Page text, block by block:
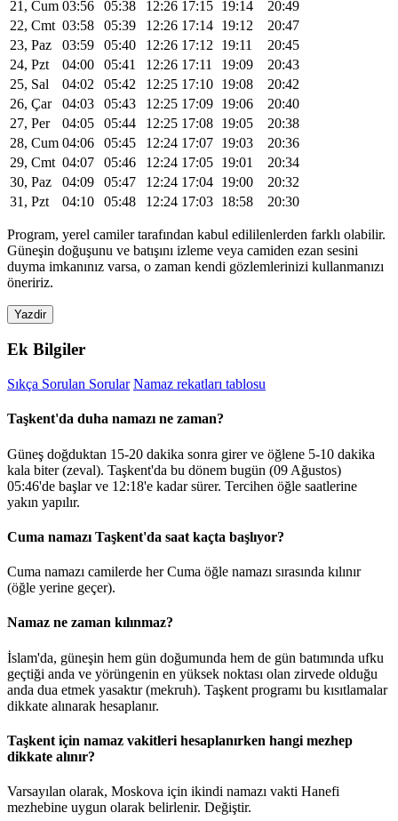
21, Cum 03:56 05:38 12:26 17:15 19:14
20:49
22, Cmt 03:58 05:39 12:26 17:14 19:12
20:47
23, Paz
03:59 05:40 12:26 17:12 19:11
20:45
24, Pzt
04:00 05:41 12:26 17:11 19:09
20:43
25, Sal
04:02 05:42 12:25 17:10 19:08
20:42
26, Çar
04:03 05:43 12:25 17:09 19:06
20:40
27, Per
04:05 05:44 12:25 17:08 19:05
20:38
28, Cum 04:06 05:45 12:24 17:07 19:03
20:36
29, Cmt 04:07 05:46 12:24 17:05 19:01
20:34
30, Paz
04:09 05:47 12:24 17:04 19:00
20:32
31, Pzt
04:10 05:48 12:24 17:03 18:58 20:30
Program, yerel camiler tarafından kabul edililenlerden farklı olabilir.
Güneşin doğuşunu ve batışını izleme veya camiden ezan sesini
duyma imkanınız varsa, o zaman kendi gözlemlerinizi kullanmanızı
öneririz.
Yazdir
Ek Bilgiler
Sıkça Sorulan Sorular Namaz rekatları tablosu
Taşkent'da duha namazı ne zaman?
Güneş doğduktan 15-20 dakika sonra girer ve öğlene 5-10 dakika
kala biter (zeval). Taşkent'da bu dönem bugün (09 Ağustos)
05:46'de başlar ve 12:18'e kadar sürer. Tercihen öğle saatlerine
yakın yapılır.
Cuma namazı Taşkent'da saat kaçta başlıyor?
Cuma namazı camilerde her Cuma öğle namazı sırasında kılınır
(öğle yerine geçer).
Namaz ne zaman kılınmaz?
İslam'da, güneşin hem gün doğumunda hem de gün batımında ufku
geçtiği anda ve yörüngenin en yüksek noktası olan zirvede olduğu
anda dua etmek yasaktır (mekruh). Taşkent programı bu kısıtlamalar
dikkate alınarak hesaplanır.
Taşkent için namaz vakitleri hesaplanırken hangi mezhep
dikkate alınır?
Varsayılan olarak, Moskova için ikindi namazı vakti Hanefi
mezhebine uygun olarak belirlenir. Değiştir.